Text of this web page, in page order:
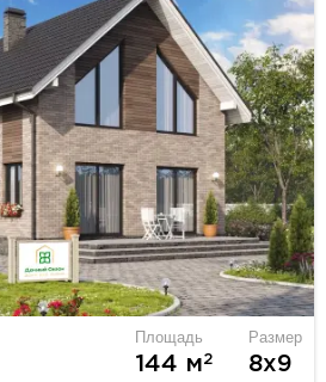
Площадь
144 м2
Размер
8х9